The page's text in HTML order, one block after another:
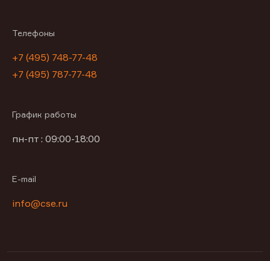
Телефоны
+7 (495) 748-77-48
+7 (495) 787-77-48
График работы
пн-пт : 09:00-18:00
E-mail
info@cse.ru